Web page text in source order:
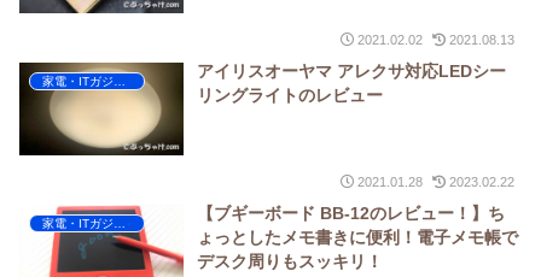
2021.02.02 2021.08.13
アイリスオーヤマ アレクサ対応LEDシー
リングライトのレビュー
2021.01.28 2023.02.22
【ブギーボード BB-12のレビュー！】ち
ょっとしたメモ書きに便利！電子メモ帳で
デスク周りもスッキリ！